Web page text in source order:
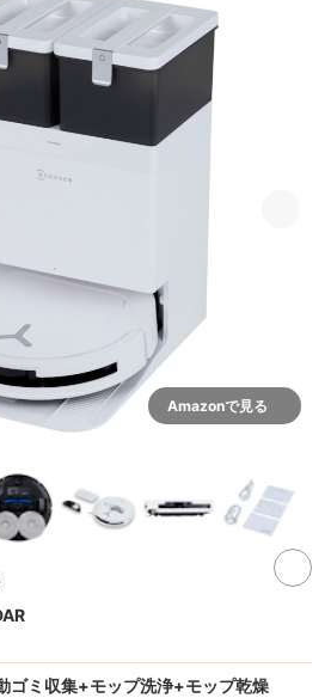
Amazonで見る
ゴミ収集+モップ洗浄+モップ乾燥